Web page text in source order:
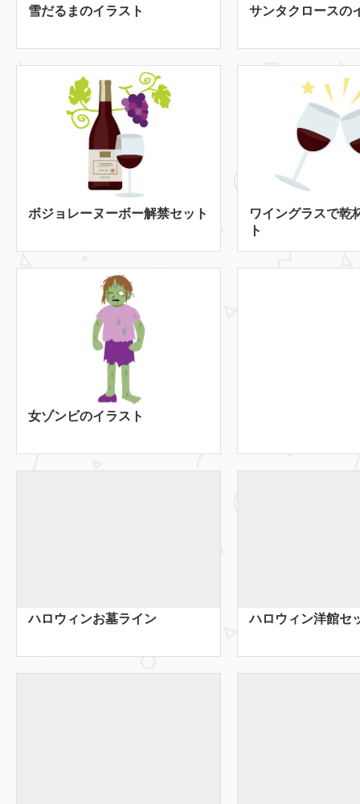
雪だるまのイラスト サンタクロースの
ボジョレーヌーボー解禁セット
ワイングラスで乾
ト
女ゾンビのイラスト
ハロウィンお墓ライン ハロウィン洋館セ